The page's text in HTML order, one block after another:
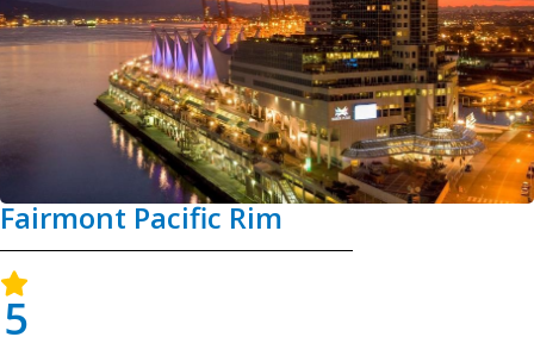
Fairmont Pacific Rim
5